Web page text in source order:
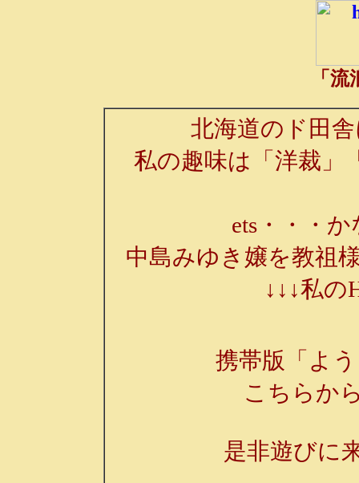
「
北海道のド田
私の趣味は「洋裁」
ets・・・
中島みゆき嬢を教祖
↓↓↓私の
携帯版「よ
こちらか
是非遊びに